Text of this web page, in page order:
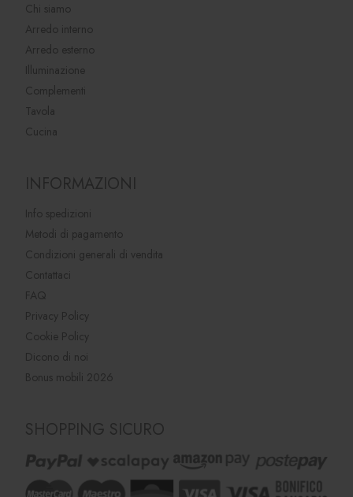
Chi siamo
Arredo interno
Arredo esterno
Illuminazione
Complementi
Tavola
Cucina
INFORMAZIONI
Info spedizioni
Metodi di pagamento
Condizioni generali di vendita
Contattaci
FAQ
Privacy Policy
Cookie Policy
Dicono di noi
Bonus mobili 2026
SHOPPING SICURO